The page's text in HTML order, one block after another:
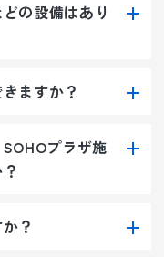
の設備はあり
ますか？
プラザ施
？